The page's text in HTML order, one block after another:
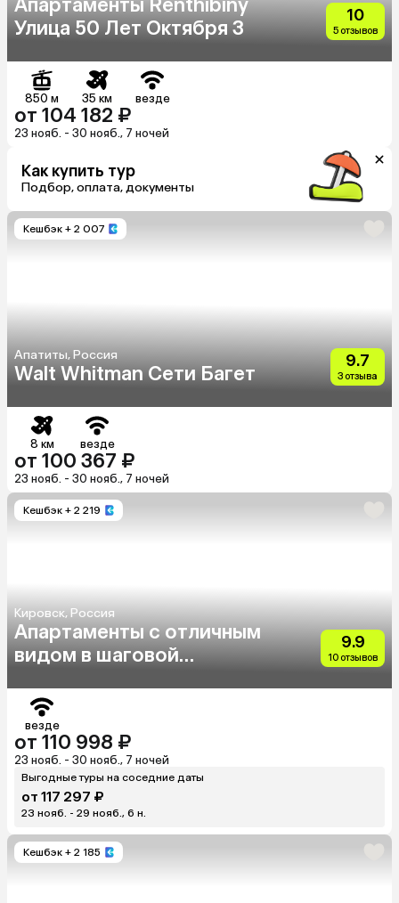
Апартаменты Renthibiny
Улица 50 Лет Октября 3
10
5 отзывов
850 м 35 км везде
от 104 182 ₽
23 нояб. - 30 нояб., 7 ночей
Как купить тур
Подбор, оплата, документы
Кешбэк + 2 007
Апатиты, Россия
Walt Whitman Сети Багет
9.7
3 отзыва
8 км везде
от 100 367 ₽
23 нояб. - 30 нояб., 7 ночей
Кешбэк + 2 219
Кировск, Россия
Апартаменты с отличным
видом в шаговой
подъемника
9.9
10 отзывов
везде
от 110 998 ₽
23 нояб. - 30 нояб., 7 ночей
Выгодные туры на соседние даты
от 117 297 ₽
23 нояб. - 29 нояб., 6 н.
Кешбэк + 2 185